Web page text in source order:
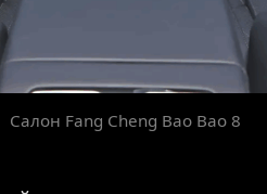
Салон Fang Cheng Bao Bao 8